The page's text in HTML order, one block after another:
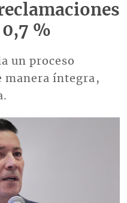
%
un proceso
manera íntegra,